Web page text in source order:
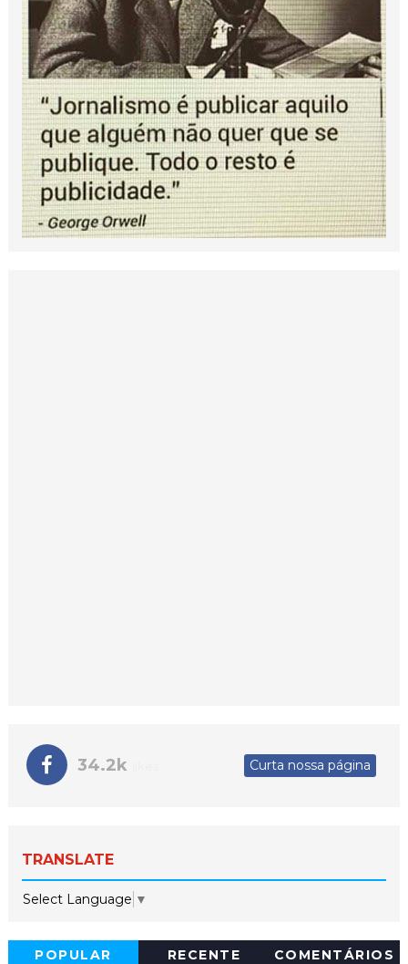
34.2k Curta nossa página
TRANSLATE
Select Language ▼
POPULAR RECENTE COMENTÁRIOS